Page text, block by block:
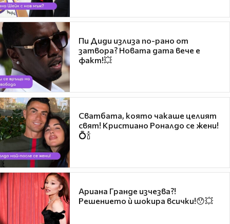
Пи Диди излиза по-рано от
затвора? Новата дата вече е
факт!💥
Сватбата, която чакаше целият
свят! Кристиано Роналдо се жени!
💍🍾
Ариана Гранде изчезва?!
Решението ѝ шокира всички!😯💥